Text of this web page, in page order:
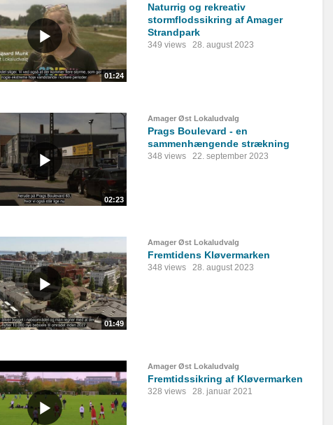
01:24
Naturrig og rekreativ
stormflodssikring af Amager
Strandpark
349 views 28. august 2023
02:23
Amager Øst Lokaludvalg
Prags Boulevard - en
sammenhængende strækning
348 views 22. september 2023
01:49
Amager Øst Lokaludvalg
Fremtidens Kløvermarken
348 views 28. august 2023
Amager Øst Lokaludvalg
Fremtidssikring af Kløvermarken
328 views 28. januar 2021